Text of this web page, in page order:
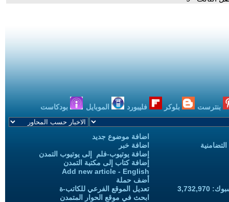
بنترست بلوكر فليبورد الموبايل بودكاست
اضافة موضوع جديد
اضافة خبر
إضافة يوتيوب-فلم إلى يوتيوب التمدن
إضافة كتاب إلى مكتبة التمدن
Add new article - English
أضف حملة
تعديل الموقع الفرعي للكاتب-ة
ابحث في موقع الحوار المتمدن